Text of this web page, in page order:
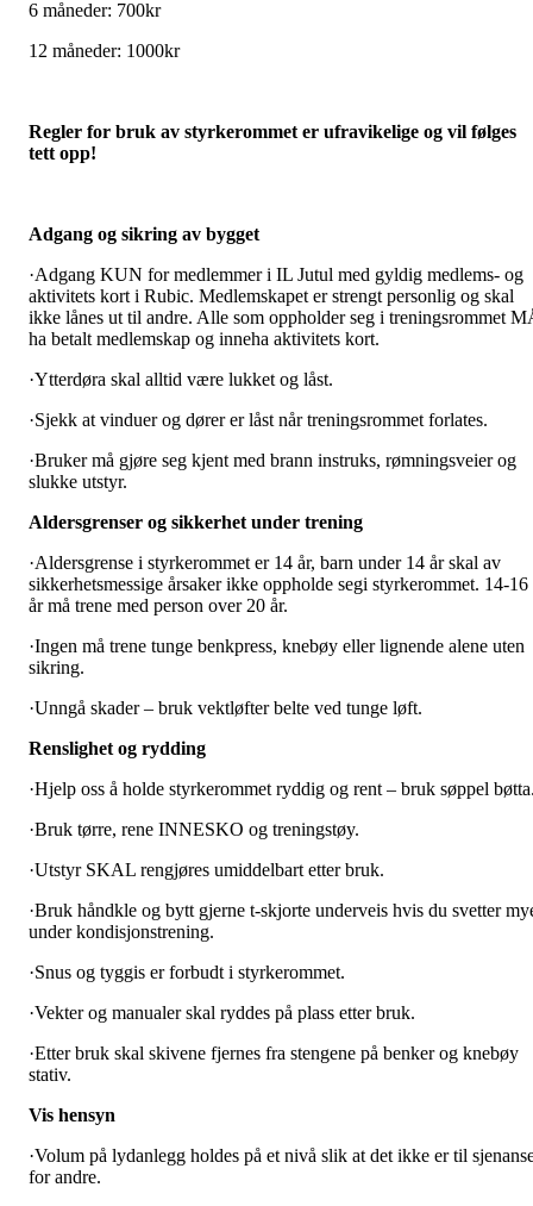
6 måneder: 700kr
12 måneder: 1000kr
Regler for bruk av styrkerommet er ufravikelige og vil følges
tett opp!
Adgang og sikring av bygget
·Adgang KUN for medlemmer i IL Jutul med gyldig medlems- og
aktivitets kort i Rubic. Medlemskapet er strengt personlig og skal
ikke lånes ut til andre. Alle som oppholder seg i treningsrommet
ha betalt medlemskap og inneha aktivitets kort.
·Ytterdøra skal alltid være lukket og låst.
·Sjekk at vinduer og dører er låst når treningsrommet forlates.
·Bruker må gjøre seg kjent med brann instruks, rømningsveier og
slukke utstyr.
Aldersgrenser og sikkerhet under trening
·Aldersgrense i styrkerommet er 14 år, barn under 14 år skal av
sikkerhetsmessige årsaker ikke oppholde segi styrkerommet. 14-16
år må trene med person over 20 år.
·Ingen må trene tunge benkpress, knebøy eller lignende alene uten
sikring.
·Unngå skader – bruk vektløfter belte ved tunge løft.
Renslighet og rydding
·Hjelp oss å holde styrkerommet ryddig og rent – bruk søppel
·Bruk tørre, rene INNESKO og treningstøy.
·Utstyr SKAL rengjøres umiddelbart etter bruk.
·Bruk håndkle og bytt gjerne t-skjorte underveis hvis du svetter
under kondisjonstrening.
·Snus og tyggis er forbudt i styrkerommet.
·Vekter og manualer skal ryddes på plass etter bruk.
·Etter bruk skal skivene fjernes fra stengene på benker og knebøy
stativ.
Vis hensyn
·Volum på lydanlegg holdes på et nivå slik at det ikke er til
for andre.